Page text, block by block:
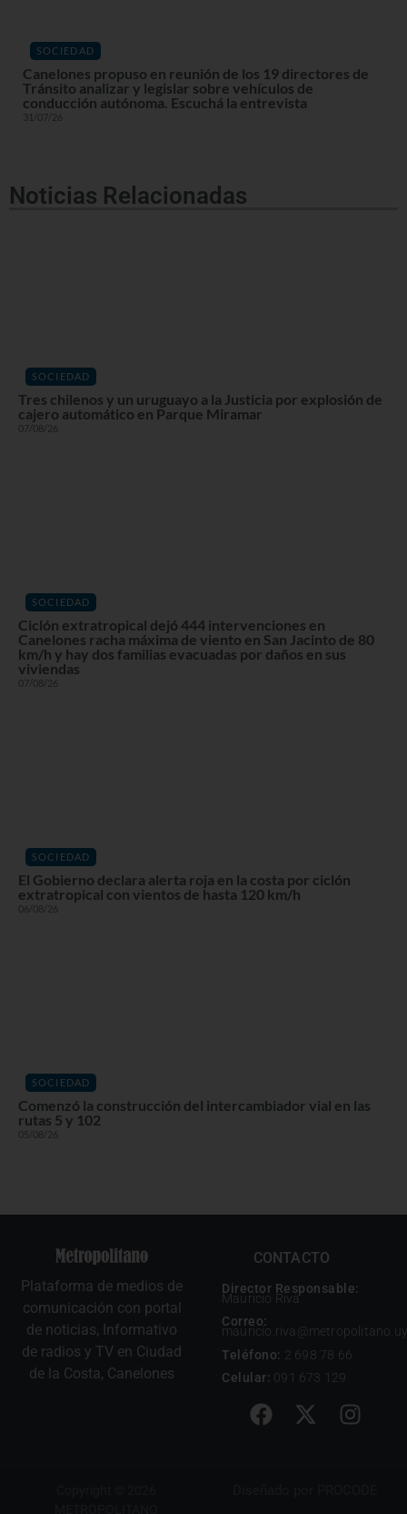
SOCIEDAD
Canelones propuso en reunión de los 19 directores de
Tránsito analizar y legislar sobre vehículos de
conducción autónoma. Escuchá la entrevista
31/07/26
Noticias Relacionadas
SOCIEDAD
Tres chilenos y un uruguayo a la Justicia por explosión de
cajero automático en Parque Miramar
07/08/26
SOCIEDAD
Ciclón extratropical dejó 444 intervenciones en
Canelones racha máxima de viento en San Jacinto de 80
km/h y hay dos familias evacuadas por daños en sus
viviendas
07/08/26
SOCIEDAD
El Gobierno declara alerta roja en la costa por ciclón
extratropical con vientos de hasta 120 km/h
06/08/26
SOCIEDAD
Comenzó la construcción del intercambiador vial en las
rutas 5 y 102
05/08/26
Plataforma de medios de
comunicación con portal
de noticias, Informativo
de radios y TV en Ciudad
de la Costa, Canelones
CONTACTO
Director Responsable:
Mauricio Riva
Correo:
mauricio.riva@metropolitano.uy
Teléfono: 2 698 78 66
Celular: 091 673 129